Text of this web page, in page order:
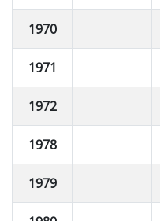
1970
1971
1972
1978
1979